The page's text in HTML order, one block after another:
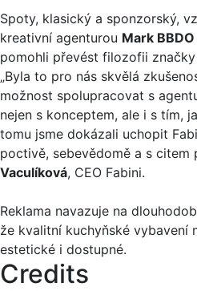
Spoty, klasický a sponzorský,
kreativní agenturou Mark BBDO
pomohli převést filozofii
„Byla to pro nás skvělá
možnost spolupracovat s
nejen s konceptem, ale i s tím,
tomu jsme dokázali uchopit
poctivě, sebevědomě a s citem
Vaculíková, CEO Fabini.
Reklama navazuje na
že kvalitní kuchyňské vybavení
estetické i dostupné.
Credits